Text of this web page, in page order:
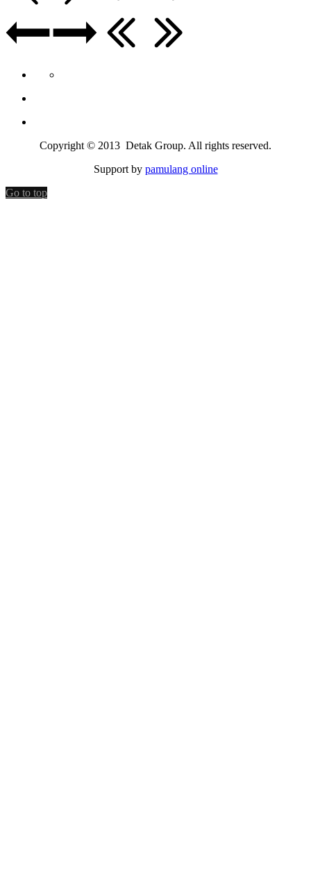
Copyright © 2013 Detak Group. All rights reserved.
Support by pamulang online
Go to top